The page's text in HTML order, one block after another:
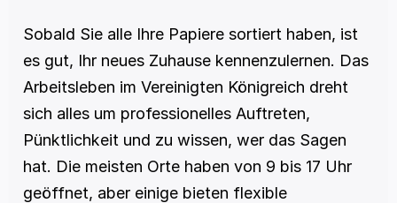
Sobald Sie alle Ihre Papiere sortiert haben, ist
es gut, Ihr neues Zuhause kennenzulernen. Das
Arbeitsleben im Vereinigten Königreich dreht
sich alles um professionelles Auftreten,
Pünktlichkeit und zu wissen, wer das Sagen
hat. Die meisten Orte haben von 9 bis 17 Uhr
geöffnet, aber einige bieten flexible